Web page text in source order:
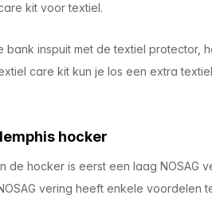
kit voor textiel.
bank inspuit met de textiel protector,
care kit kun je los een extra
hocker
de hocker is eerst een laag NOSAG
vering heeft enkele voordelen